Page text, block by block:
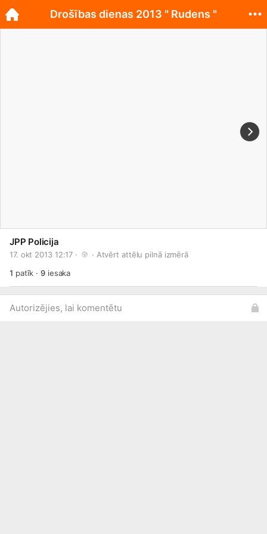
JPP Policija
17. okt 2013 12:17 · · Atvērt attēlu pilnā izmērā
1 patīk ·9iesaka
Autorizējies, lai komentētu
Drošības dienas 2013 " Rudens "